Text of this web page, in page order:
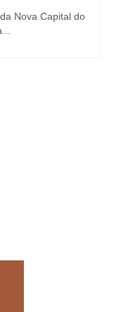
Nova Capital do